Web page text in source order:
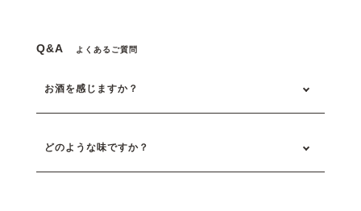
Q&A よくあるご質問
お酒を感じますか？
どのような味ですか？